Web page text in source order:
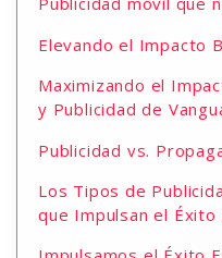
Elevando el Impacto
Maximizando el
y Publicidad de
Publicidad vs.
Los Tipos de
que Impulsan el Éxito